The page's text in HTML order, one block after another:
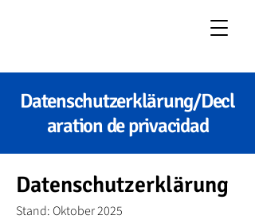
Datenschutzerklärung/Decl
aration de privacidad
Datenschutzerklärung
Stand: Oktober 2025